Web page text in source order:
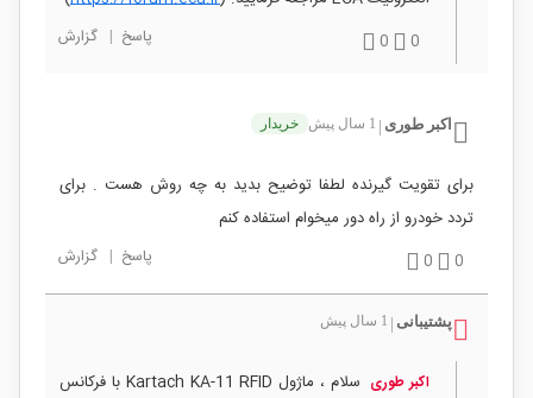
0
0 پاسخ | گزارش
اکبر طوری 1 سال پیش خریدار
برای تقویت گیرنده لطفا توضیح بدید به چه روش هست . برای
تردد خودرو از راه دور میخوام استفاده کنم
0
0 پاسخ | گزارش
پشتیبانی 1 سال پیش
اکبر طوری
سلام ، ماژول Kartach KA-11 RFID با فرکانس